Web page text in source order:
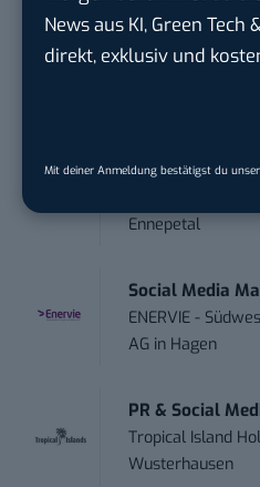
News aus KI, Green
direkt, exklusiv und
Mit deiner Anmeldung bestätigst du
Marketing
Marketing /...
Te...
Ennepetal
Social Media
ENERVIE -
AG in Hagen
PR & Social
Tropical Island
Wusterhausen